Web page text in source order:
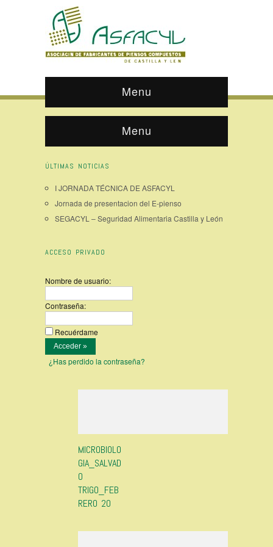
Menu
Menu
ÚLTIMAS NOTICIAS
I JORNADA TÉCNICA DE ASFACYL
Jornada de presentacion del E-pienso
SEGACYL – Seguridad Alimentaria Castilla y León
ACCESO PRIVADO
Nombre de usuario:
Contraseña:
Recuérdame
¿Has perdido la contraseña?
MICROBIOLO
GIA_SALVAD
O
TRIGO_FEB
RERO 20